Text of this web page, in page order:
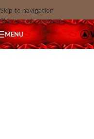
Skip to navigation
Skip to main content
MENU
1
/
34